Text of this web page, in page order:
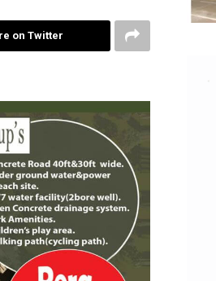
on Twitter